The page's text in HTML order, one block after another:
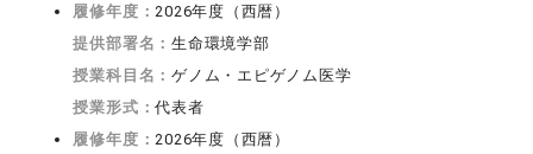
履修年度： 2026年度（西暦）
提供部署名：生命環境学部
授業科目名：ゲノム・エピゲノム医学
授業形式：代表者
履修年度： 2026年度（西暦）